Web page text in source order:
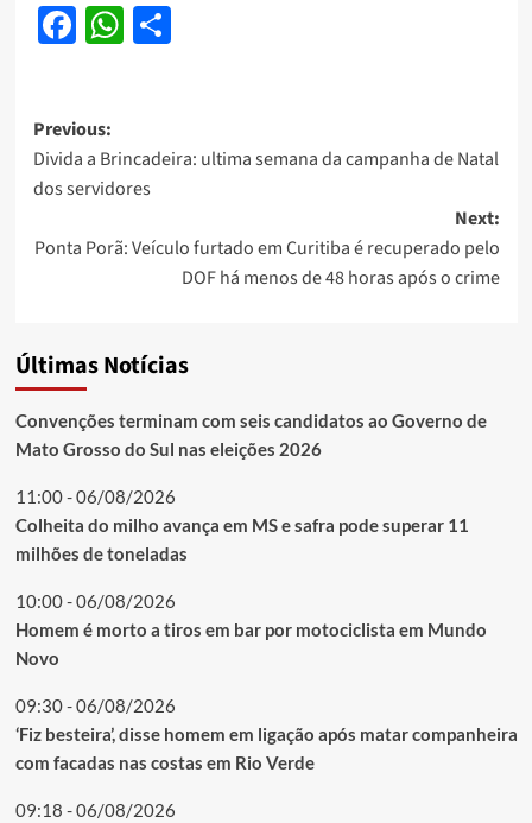
Facebook
WhatsApp
Share
Post
navigation
Previous:
Divida a Brincadeira: ultima semana da campanha de Natal
dos servidores
Next:
Ponta Porã: Veículo furtado em Curitiba é recuperado pelo
DOF há menos de 48 horas após o crime
Últimas Notícias
Convenções terminam com seis candidatos ao Governo de
Mato Grosso do Sul nas eleições 2026
11:00 - 06/08/2026
Colheita do milho avança em MS e safra pode superar 11
milhões de toneladas
10:00 - 06/08/2026
Homem é morto a tiros em bar por motociclista em Mundo
Novo
09:30 - 06/08/2026
‘Fiz besteira’, disse homem em ligação após matar companheira
com facadas nas costas em Rio Verde
09:18 - 06/08/2026